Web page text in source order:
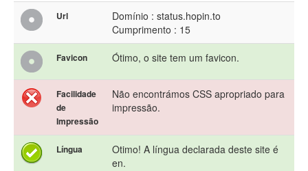
Url
Domínio : status.hopin.to
Cumprimento : 15
Favicon Ótimo, o site tem um favicon.
Facilidade
de
Impressão
Não encontrámos CSS apropriado para
impressão.
Língua
Otimo! A língua declarada deste site é
en.